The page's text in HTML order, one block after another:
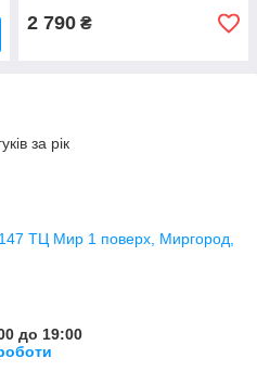
2 790 ₴
за рік
ТЦ Мир 1 поверх, Миргород,
до 19:00